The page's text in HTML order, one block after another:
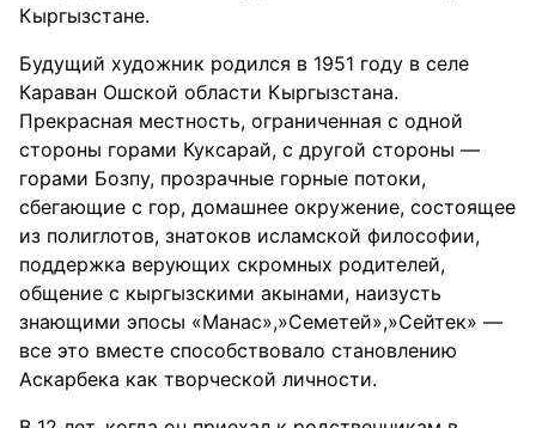
Кыргызстане.
Будущий художник родился в 1951 году в селе
Караван Ошской области Кыргызстана.
Прекрасная местность, ограниченная с одной
стороны горами Куксарай, с другой стороны —
горами Бозпу, прозрачные горные потоки,
сбегающие с гор, домашнее окружение, состоящее
из полиглотов, знатоков исламской философии,
поддержка верующих скромных родителей,
общение с кыргызскими акынами, наизусть
знающими эпосы «Манас»,»Семетей»,»Сейтек» —
все это вместе способствовало становлению
Аскарбека как творческой личности.